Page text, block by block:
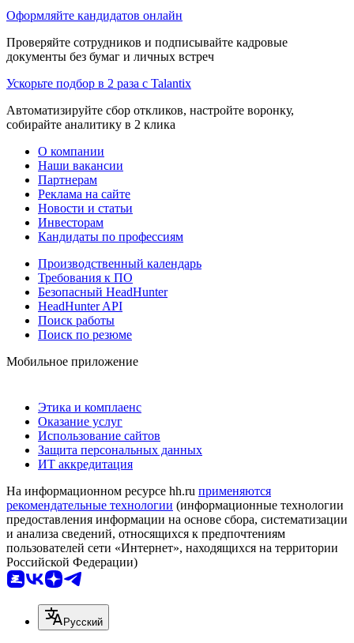
Оформляйте кандидатов онлайн
Проверяйте сотрудников и подписывайте кадровые
документы без бумаг и личных встреч
Ускорьте подбор в 2 раза с Talantix
Автоматизируйте сбор откликов, настройте воронку,
собирайте аналитику в 2 клика
О компании
Наши вакансии
Партнерам
Реклама на сайте
Новости и статьи
Инвесторам
Кандидаты по профессиям
Производственный календарь
Требования к ПО
Безопасный HeadHunter
HeadHunter API
Поиск работы
Поиск по резюме
Мобильное приложение
Этика и комплаенс
Оказание услуг
Использование сайтов
Защита персональных данных
ИТ аккредитация
На информационном ресурсе hh.ru применяются
рекомендательные технологии (информационные технологии
предоставления информации на основе сбора, систематизации
и анализа сведений, относящихся к предпочтениям
пользователей сети «Интернет», находящихся на территории
Российской Федерации)
Русский